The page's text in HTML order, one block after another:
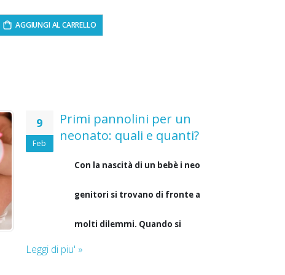
AGGIUNGI AL CARRELLO
9
Feb
Primi pannolini per un
neonato: quali e quanti?
Con la nascità di un bebè i neo
genitori si trovano di fronte a
molti dilemmi. Quando si
tratta di acquistare i primi
Leggi di piu' »